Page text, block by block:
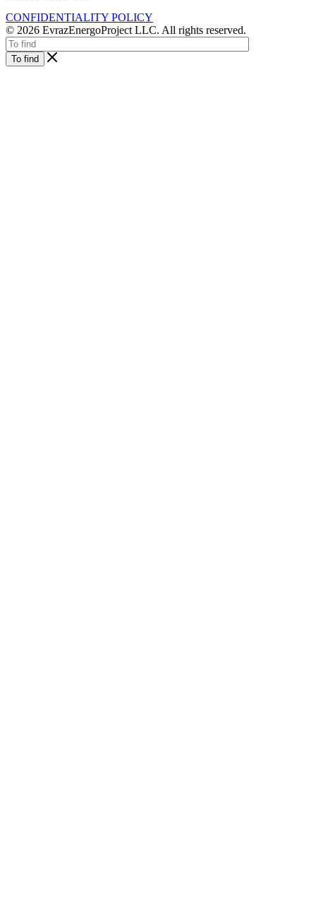
CONFIDENTIALITY POLICY
© 2026 EvrazEnergoProject LLC. All rights reserved.
To find